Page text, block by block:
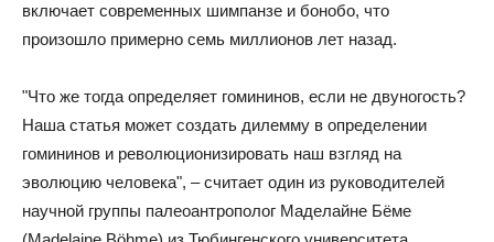
включает современных шимпанзе и бонобо, что
произошло примерно семь миллионов лет назад.
"Что же тогда определяет гомининов, если не двуногость?
Наша статья может создать дилемму в определении
гомининов и революционизировать наш взгляд на
эволюцию человека", – считает один из руководителей
научной группы палеоантрополог Маделайне Бёме